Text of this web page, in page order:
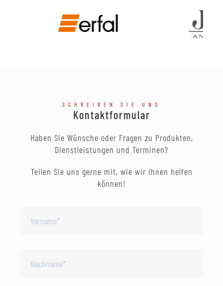
SCHREIBEN SIE UNS
Kontaktformular
Haben Sie Wünsche oder Fragen zu Produkten,
Dienstleistungen und Terminen?
Teilen Sie uns gerne mit, wie wir Ihnen helfen
können!